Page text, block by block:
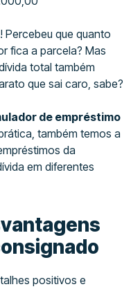
que quanto
fica a parcela? Mas
total também
que sai caro, sabe?
de empréstimo
também temos a
da
em diferentes
positivos e